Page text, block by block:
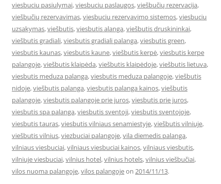
viesbuciu pasiulymai,viesbuciu paslaugos,viešbučių rezervacija,
viešbučių rezervavimas,viesbuciu rezervavimo sistemos,viesbuciu
uzsakymas,viešbutis,viesbutis alanga,viešbutis druskininkai,
viešbutis gradiali,viesbutis gradiali palanga,viesbutis green,
viesbutis kaunas,viesbutis kaune,viešbutis kerpė,viesbutis kerpe
palangoje,viešbutis klaipėda,viešbutis klaipėdoje,viešbutis lietuva,
viesbutis meduza palanga,viesbutis meduza palangoje,viešbutis
nidoje,viešbutis palanga,viesbutis palanga kainos,viešbutis
palangoje,viesbutis palangoje prie juros,viesbutis prie juros,
viesbutis spa palanga,viesbutis sventoji,viesbutis sventojoje,
viesbutis tauras,viesbutis vilniaus senamiestyje,viešbutis vilniuje,
viešbutis vilnius,viezbuciai palangoje,vila diemedis palanga,
vilniaus viesbuciai,vilniaus viesbuciai kainos,vilniaus viesbutis,
vilniuje viesbuciai,vilnius hotel,vilnius hotels,vilnius viešbučiai,
vilos nuoma palangoje,vilos palangojeon 2014/11/13.